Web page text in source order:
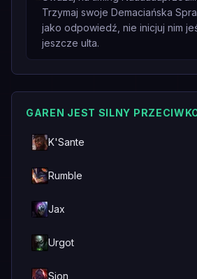
Trzymaj swoje Demaciańska
jako odpowiedź, nie inicjuj nim
jeszcze ulta.
GAREN JEST SILNY
K'Sante
Rumble
Jax
Urgot
Sion